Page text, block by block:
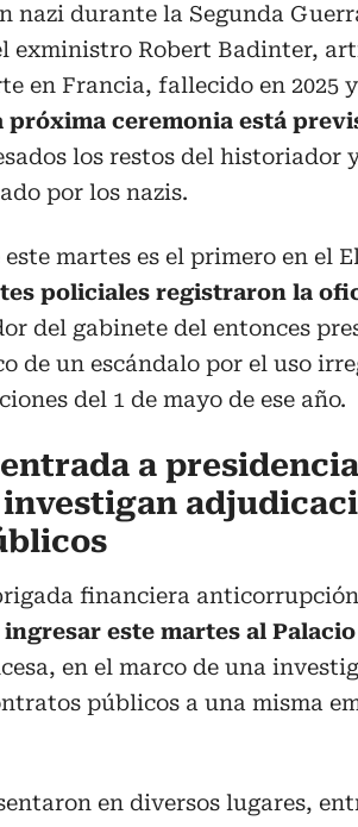
nazi durante la Segunda
exministro Robert Badinter,
en Francia, fallecido en 2025
próxima ceremonia está
los restos del historiador
por los nazis.
martes es el primero en el
policiales registraron la
del gabinete del entonces
de un escándalo por el uso
del 1 de mayo de ese año.
a
financiera
este martes al
en el marco de una
públicos a una misma
en diversos lugares,